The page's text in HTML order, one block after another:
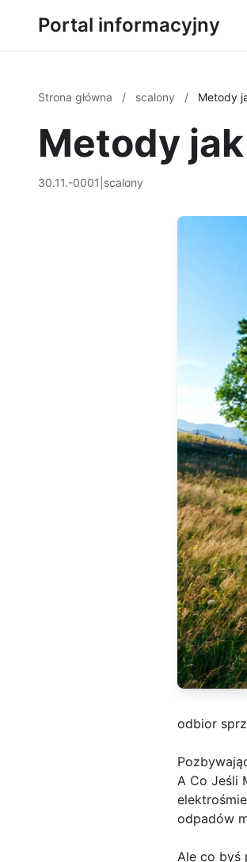
Portal informacyjny
Strona główna / scalony / Metody
Metody
30.11.-0001 scalony
odbior
A Co Jeśli
odpadów
Ale co byś